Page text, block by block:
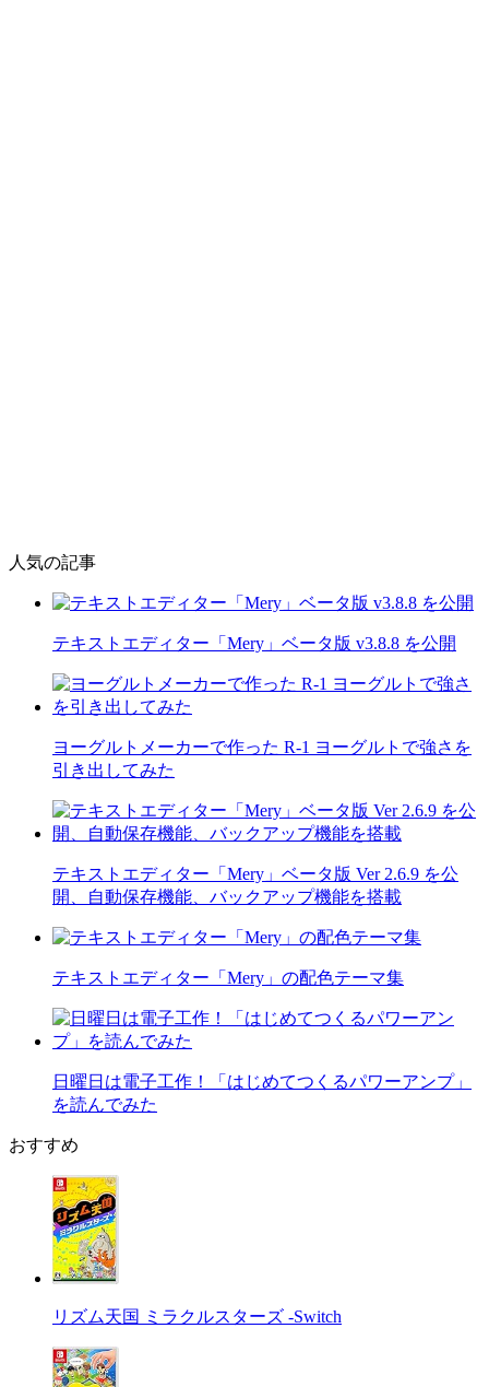
人気の記事
テキストエディター「Mery」ベータ版 v3.8.8 を公開
ヨーグルトメーカーで作った R-1 ヨーグルトで強さを
引き出してみた
テキストエディター「Mery」ベータ版 Ver 2.6.9 を公
開、自動保存機能、バックアップ機能を搭載
テキストエディター「Mery」の配色テーマ集
日曜日は電子工作！「はじめてつくるパワーアンプ」
を読んでみた
おすすめ
リズム天国 ミラクルスターズ -Switch